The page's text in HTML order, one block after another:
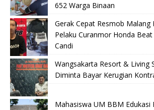
652 Warga Binaan
Gerak Cepat Resmob Malang
Pelaku Curanmor Honda Beat
Candi
Wangsakarta Resort & Living
Diminta Bayar Kerugian
Mahasiswa UM BBM Edukasi